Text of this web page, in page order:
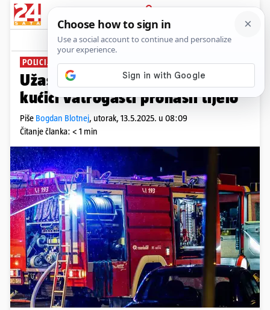
PRIJAVA
News Komentari
POLICIJA VRŠI OČEVID
Užas u Varaždinu: U izgorjeloj
kućici vatrogasci pronašli tijelo
Piše Bogdan Blotnej, utorak, 13.5.2025. u 08:09
Čitanje članka: < 1 min